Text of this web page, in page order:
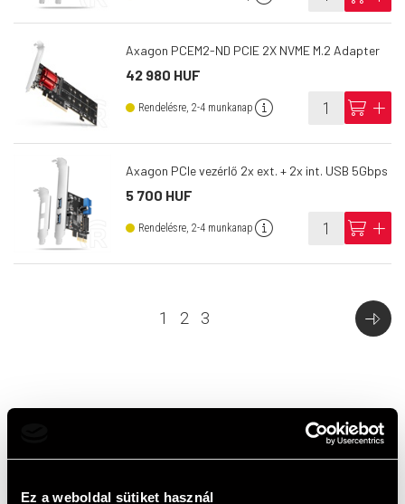
Ez a weboldal sütiket használ
Axagon PCEM2-ND PCIE 2X NVME M.2 Adapter
42 980 HUF
Rendelésre, 2-4 munkanap info cart add
Axagon PCIe vezérlő 2x ext. + 2x int. USB 5Gbps
5 700 HUF
Rendelésre, 2-4 munkanap info cart add
1 2 3
Top termékek